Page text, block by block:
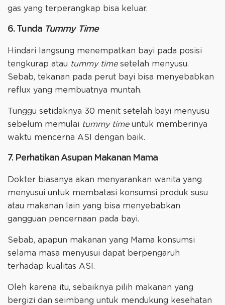
gas yang terperangkap bisa keluar.
6. Tunda Tummy Time
Hindari langsung menempatkan bayi pada posisi
tengkurap atau tummy timesetelah menyusu.
Sebab, tekanan pada perut bayi bisa menyebabkan
reflux yang membuatnya muntah.
Tunggu setidaknya 30 menit setelah bayi menyusu
sebelum memulai tummy timeuntuk memberinya
waktu mencerna ASI dengan baik.
7. Perhatikan Asupan Makanan Mama
Dokter biasanya akan menyarankan wanita yang
menyusui untuk membatasi konsumsi produk susu
atau makanan lain yang bisa menyebabkan
gangguan pencernaan pada bayi.
Sebab, apapun makanan yang Mama konsumsi
selama masa menyusui dapat berpengaruh
terhadap kualitas ASI.
Oleh karena itu, sebaiknya pilih makanan yang
bergizi dan seimbang untuk mendukung kesehatan